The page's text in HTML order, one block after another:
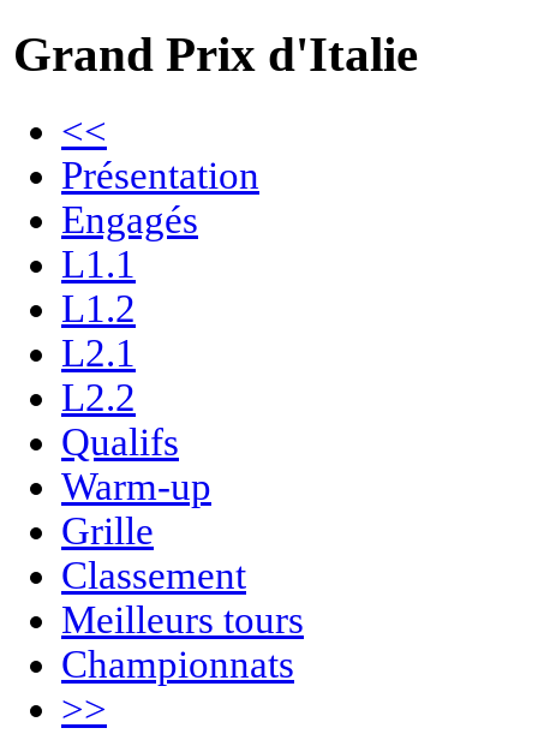
Grand Prix d'Italie
<<
Présentation
Engagés
L1.1
L1.2
L2.1
L2.2
Qualifs
Warm-up
Grille
Classement
Meilleurs tours
Championnats
>>